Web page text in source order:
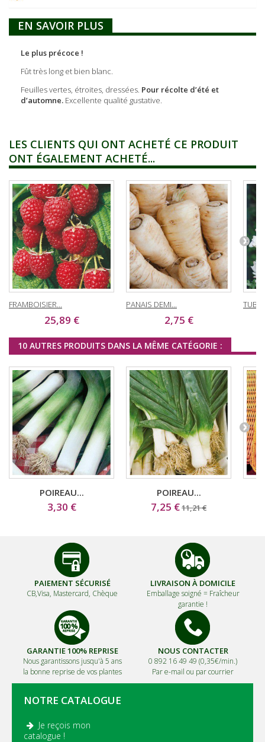
EN SAVOIR PLUS
Le plus précoce !
Fût très long et bien blanc.
Feuilles vertes, étroites, dressées. Pour récolte d’été et
d’automne. Excellente qualité gustative.
LES CLIENTS QUI ONT ACHETÉ CE PRODUIT
ONT ÉGALEMENT ACHETÉ...
FRAMBOISIER...
25,89 €
PANAIS DEMI...
2,75 €
10 AUTRES PRODUITS DANS LA MÊME CATÉGORIE :
POIREAU...
3,30 €
POIREAU...
7,25 €11,21 €
PAIEMENT SÉCURISÉ
CB,Visa, Mastercard, Chèque
LIVRAISON À DOMICILE
Emballage soigné = Fraîcheur
garantie !
GARANTIE 100% REPRISE
Nous garantissons jusqu'à 5 ans
la bonne reprise de vos plantes
NOUS CONTACTER
0 892 16 49 49 (0,35€/min.)
Par e-mail ou par courrier
NOTRE CATALOGUE
Je reçois mon
catalogue !